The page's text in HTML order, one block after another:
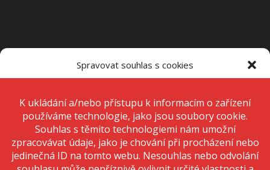
Spravovat souhlas s cookies
technologie, jako jsou soubory cookie. Děláme to, abychom zlepšili
zážitek z prohlížení a zobrazovali personalizované reklamy. Souhlas s
těmito technologiemi nám umožní zpracovávat údaje, jako je chování
při procházení nebo jedinečná ID na tomto webu. Nesouhlas nebo
odvolání souhlasu může nepříznivě ovlivnit určité vlastnosti a funkce.
Pondělí – Pátek7:00 – 15:00
SobotaZavřeno
Neděle Zavřeno